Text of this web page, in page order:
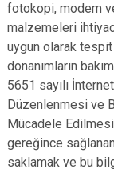
Çameli
fotokopi, modem
malzemeleri
uygun olarak
donanımların
5651 sayılı İnternet
Düzenlenmesi ve
Mücadele
gereğince
saklamak ve bu